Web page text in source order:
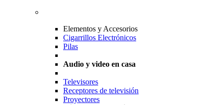
Elementos y Accesorios
Cigarrillos Electrónicos
Pilas
Audio y video en casa
Televisores
Receptores de televisión
Proyectores